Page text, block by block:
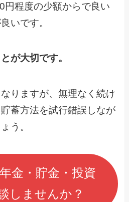
円程度の少額からで良い
いです。
が大切です。
りますが、無理なく続け
蓄方法を試行錯誤しなが
う。
金・貯金・投資
しませんか？